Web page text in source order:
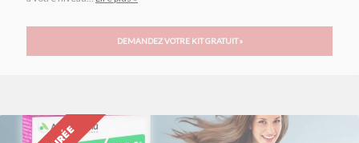
DEMANDEZ VOTRE KIT GRATUIT »